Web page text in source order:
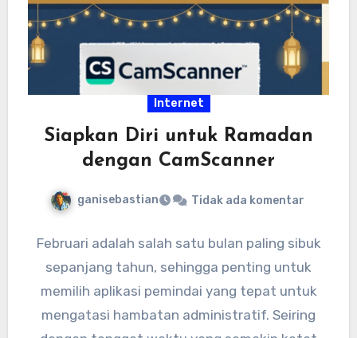
Internet
Siapkan Diri untuk Ramadan
dengan CamScanner
ganisebastian Tidak ada komentar
Februari adalah salah satu bulan paling sibuk
sepanjang tahun, sehingga penting untuk
memilih aplikasi pemindai yang tepat untuk
mengatasi hambatan administratif. Seiring